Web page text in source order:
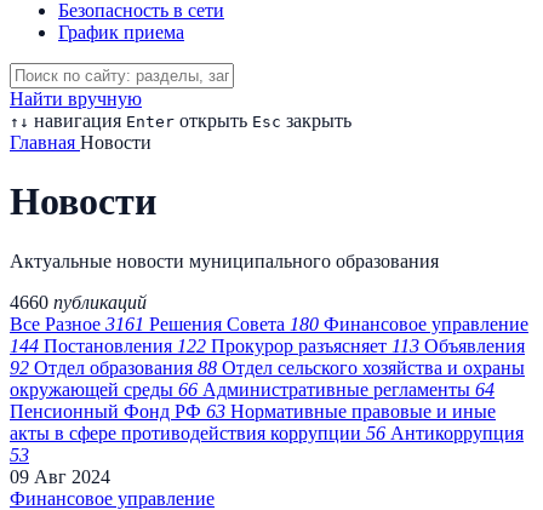
Безопасность в сети
График приема
Найти вручную
↑ ↓ навигация Enter открыть Esc закрыть
Главная Новости
Новости
Актуальные новости муниципального образования
4660 публикаций
Все Разное 3161 Решения Совета 180 Финансовое управление
144 Постановления 122 Прокурор разъясняет 113 Объявления
92 Отдел образования 88 Отдел сельского хозяйства и охраны
окружающей среды 66 Административные регламенты 64
Пенсионный Фонд РФ 63 Нормативные правовые и иные
акты в сфере противодействия коррупции 56 Антикоррупция
53
09 Авг 2024
Финансовое управление